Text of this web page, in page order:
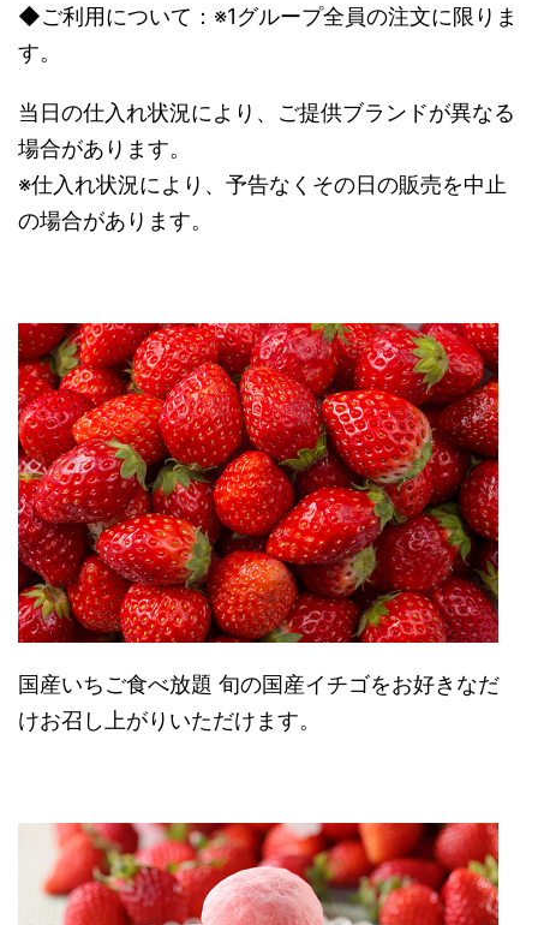
◆ご利用について：※1グループ全員の注文に限りま
す。
当日の仕入れ状況により、ご提供ブランドが異なる
場合があります。
※仕入れ状況により、予告なくその日の販売を中止
の場合があります。
国産いちご食べ放題 旬の国産イチゴをお好きなだ
けお召し上がりいただけます。